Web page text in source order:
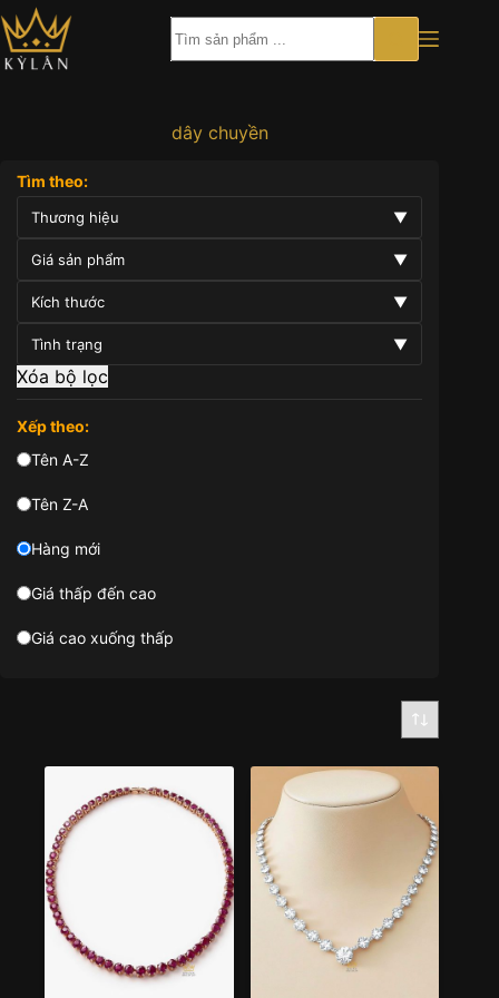
Chuyển
đến
phần
nội
dây chuyền
Tìm theo:
Thương hiệu ▼
Giá sản phẩm ▼
Kích thước ▼
Tình trạng ▼
Xóa bộ lọc
Xếp theo:
Tên A-Z
Tên Z-A
Hàng mới
Giá thấp đến cao
Giá cao xuống thấp